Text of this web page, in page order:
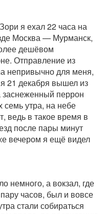
я ехал 22 часа на
Москва — Мурманск,
дешёвом
Отправление из
непривычно для меня,
я 21 декабря вышел из
заснеженный перрон
семь утра, на небе
ведь в такое время в
после пары минут
вечером я ещё видел
немного, а вокзал, где
часов, был и вовсе
стали собираться